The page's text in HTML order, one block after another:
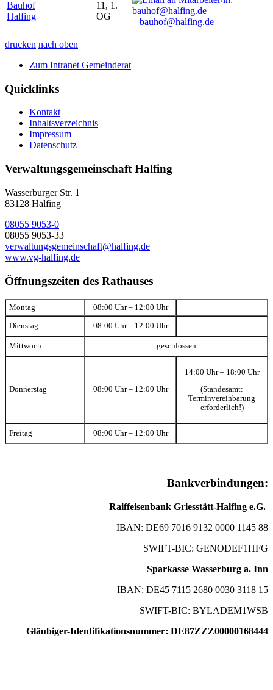
Bauhof
Halfing
11, 1.
OG
bauhof@halfing.de
drucken nach oben
Zum Intranet Gemeinderat
Quicklinks
Kontakt
Inhaltsverzeichnis
Impressum
Datenschutz
Verwaltungsgemeinschaft Halfing
Wasserburger Str. 1
83128 Halfing
08055 9053-0
08055 9053-33
verwaltungsgemeinschaft@halfing.de
www.vg-halfing.de
Öffnungszeiten des Rathauses
Montag 08:00 Uhr – 12:00 Uhr
Dienstag 08:00 Uhr – 12:00 Uhr
Mittwoch geschlossen
Donnerstag 08:00 Uhr – 12:00 Uhr
14:00 Uhr – 18:00 Uhr
(Standesamt:
Terminvereinbarung
erforderlich!)
Freitag 08:00 Uhr – 12:00 Uhr
Bankverbindungen:
Raiffeisenbank Griesstätt-Halfing e.G.
IBAN: DE69 7016 9132 0000 1145 88
SWIFT-BIC: GENODEF1HFG
Sparkasse Wasserburg a. Inn
IBAN: DE45 7115 2680 0030 3118 15
SWIFT-BIC: BYLADEM1WSB
Gläubiger-Identifikationsnummer: DE87ZZZ00000168444